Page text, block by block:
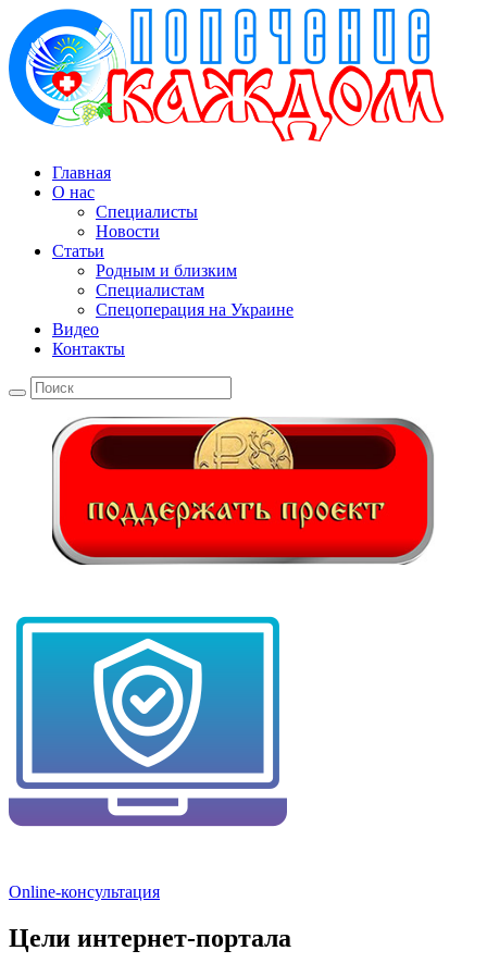
Главная
О нас
Специалисты
Новости
Статьи
Родным и близким
Специалистам
Спецоперация на Украине
Видео
Контакты
Online-консультация
Цели интернет-портала